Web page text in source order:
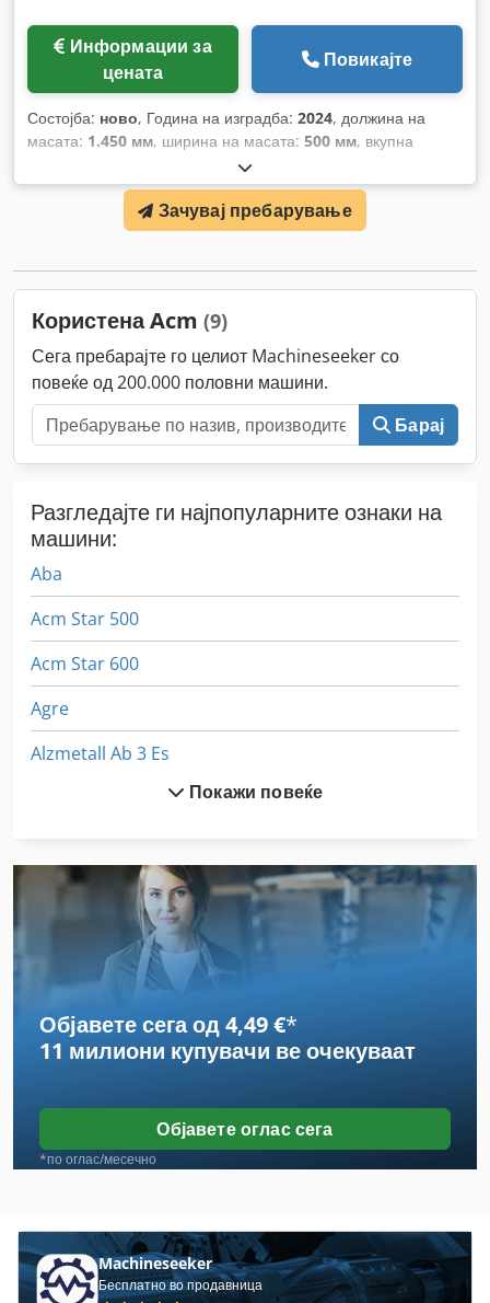
цената
Повикајте
Состојба: ново, Година на изградба: 2024, должина на
масата: 1.450 мм, ширина на масата: 500 мм, вкупна
, влезен напон:400 V
мм, влезна фреквенција:50 Hz,
Зачувај пребарување
Користена Acm (9)
Сега пребарајте го целиот Machineseeker со
повеќе од 200.000 половни машини.
Барај
Разгледајте ги најпопуларните ознаки на
машини:
Aba
Acm Star 500
Acm Star 600
Agre
Alzmetall Ab 3 Es
Alzmetall Abomat 30
Amc
Eisele Lms
Elumatec Aks 134
Emco Bs 2
Emco Bs 3
Lissmac
Lissmac Dts 400
Покажи повеќе
Објавете сега од 4,49 €*
11 милиони купувачи ве очекуваат
Објавете оглас сега
*по оглас/месечно
Machineseeker
Бесплатно во продавница